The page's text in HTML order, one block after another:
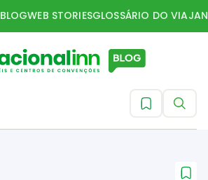
BLOGWEB STORIESGLOSSÁRIO DO